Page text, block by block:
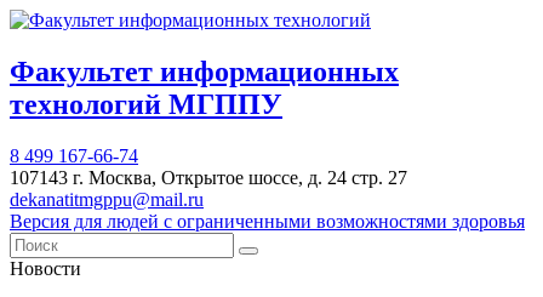
Факультет информационных
технологий МГППУ
8 499 167-66-74
107143 г. Москва, Открытое шоссе, д. 24 стр. 27
dekanatitmgppu@mail.ru
Версия для людей с ограниченными возможностями здоровья
Новости